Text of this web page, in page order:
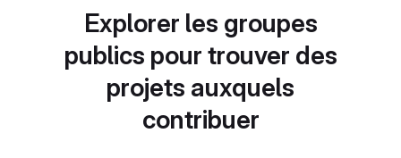
Explorer les groupes
publics pour trouver des
projets auxquels
contribuer